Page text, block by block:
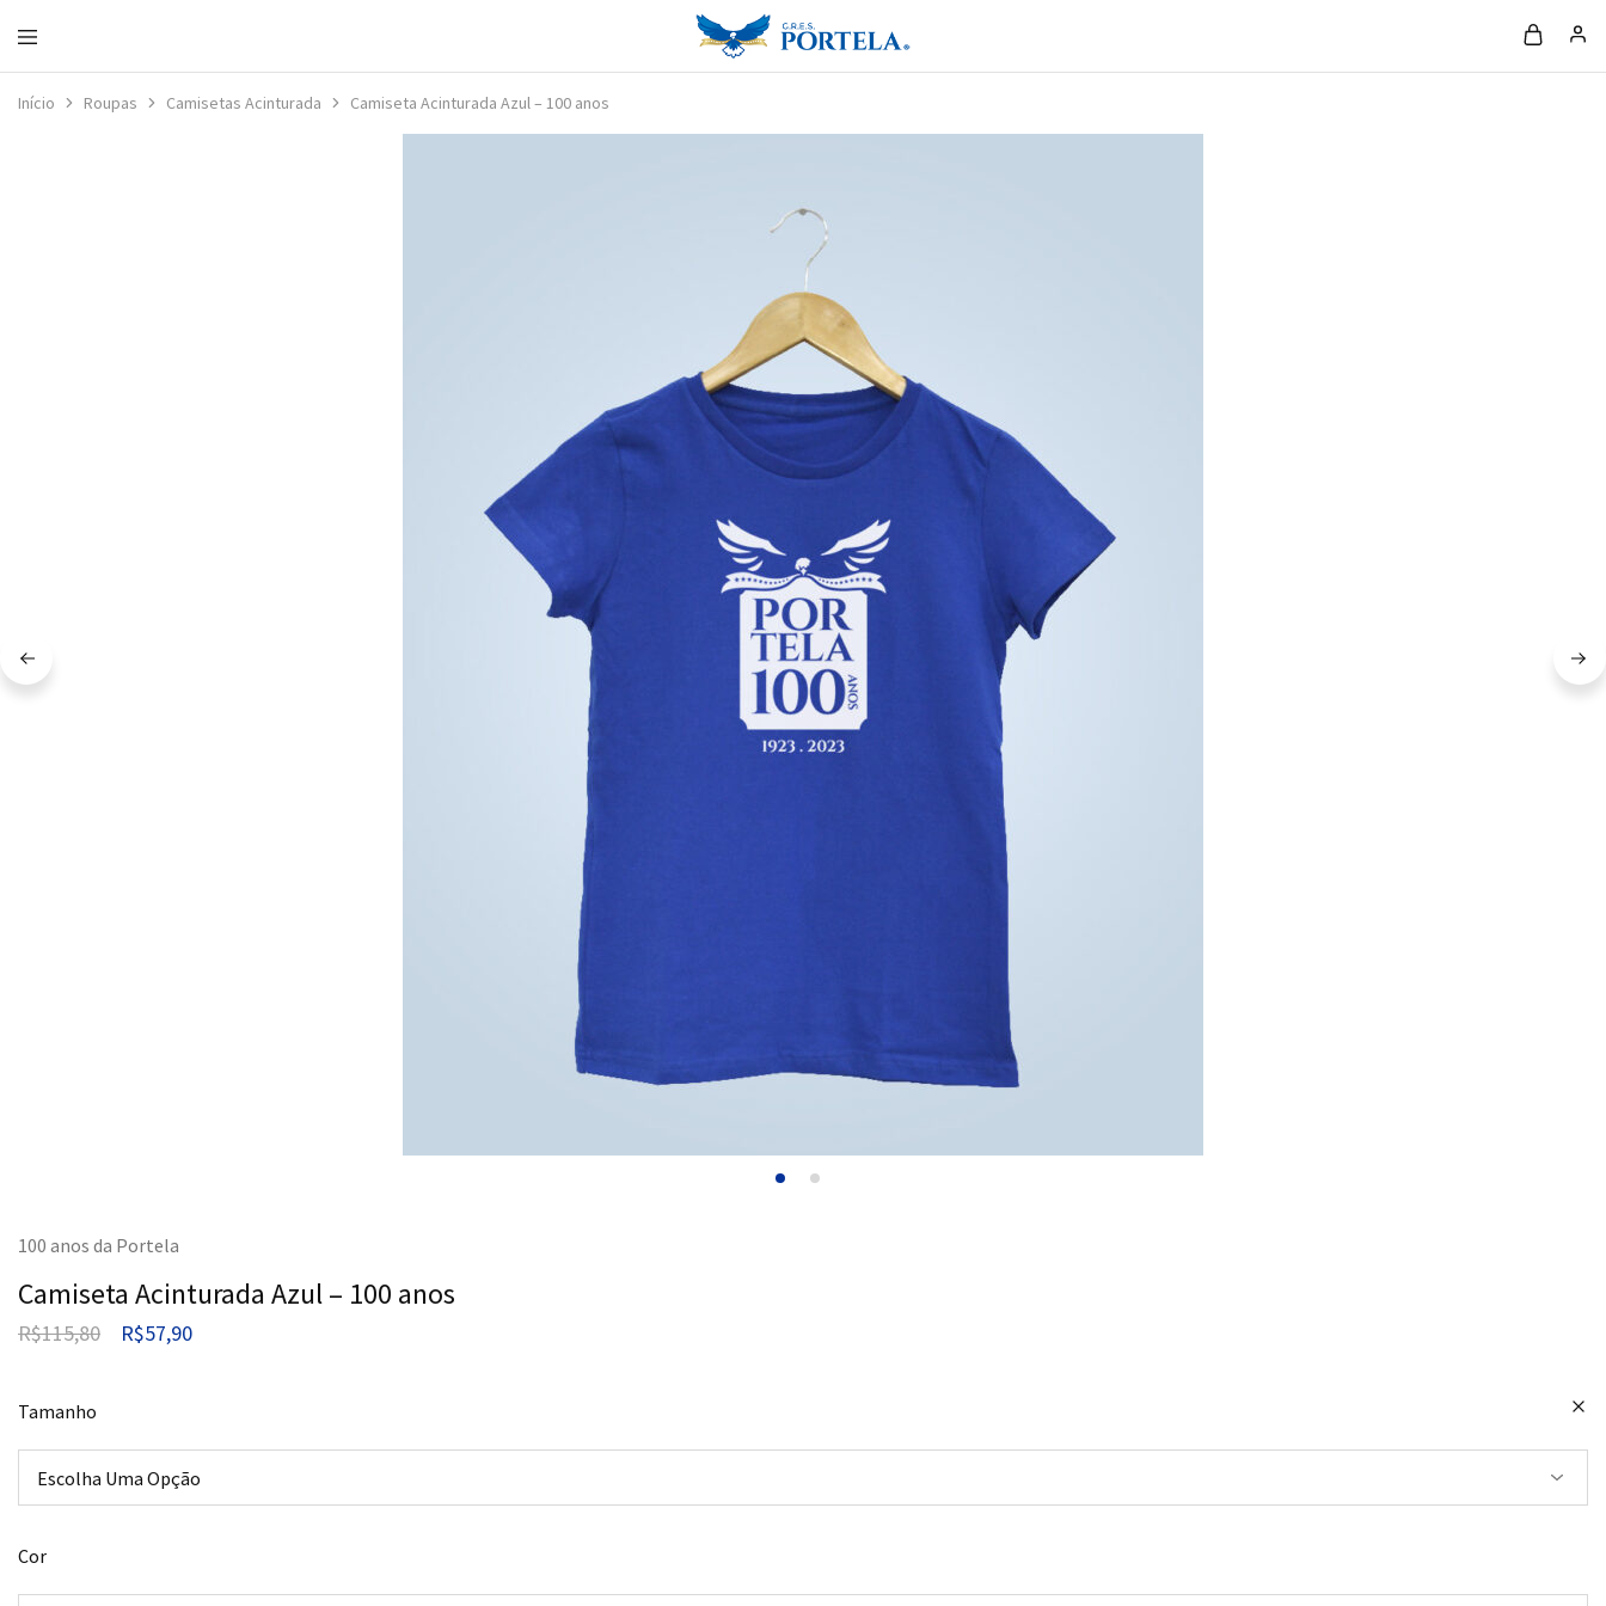
Loja
Portela
Início Roupas Camisetas Acinturada Camiseta Acinturada Azul – 100 anos
100 anos da Portela
Camiseta Acinturada Azul – 100 anos
R$115,80 R$57,90
Tamanho
Cor